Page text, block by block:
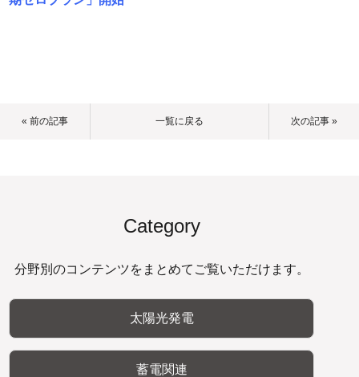
« 前の記事 一覧に戻る 次の記事 »
Category
分野別のコンテンツをまとめてご覧いただけます。
太陽光発電
蓄電関連